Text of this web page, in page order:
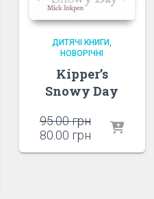
ДИТЯЧІ КНИГИ
НОВОРІЧНІ
Kipper’s
Snowy Day
95.00грнОригінальна
ціна:
95.00 грн.
80.00 грнПоточна